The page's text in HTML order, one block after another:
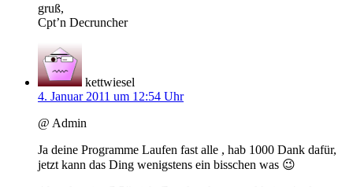
gruß,
Cpt’n Decruncher
kettwiesel
4. Januar 2011 um 12:54 Uhr
@ Admin
Ja deine Programme Laufen fast alle , hab 1000 Dank dafür,
jetzt kann das Ding wenigstens ein bisschen was 😉